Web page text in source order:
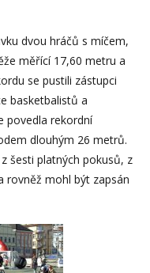
dvou hráčů s míčem,
měřící 17,60 metru a
se pustili zástupci
basketbalistů a
povedla rekordní
dlouhým 26 metrů.
šesti platných pokusů, z
rovněž mohl být zapsán